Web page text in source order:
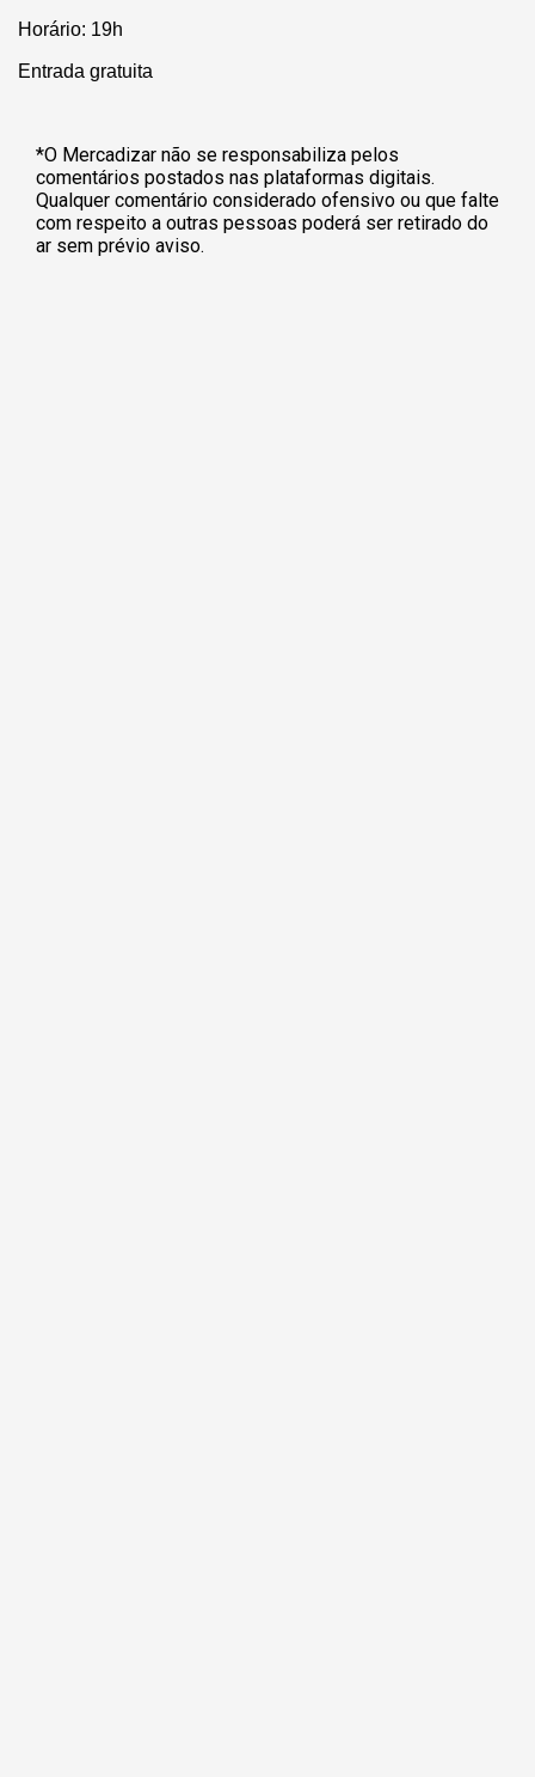
Horário: 19h
Entrada gratuita
*O Mercadizar não se responsabiliza pelos
comentários postados nas plataformas digitais.
Qualquer comentário considerado ofensivo ou que falte
com respeito a outras pessoas poderá ser retirado do
ar sem prévio aviso.